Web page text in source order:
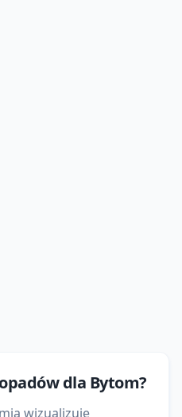
dla Bytom?
wizualizuje